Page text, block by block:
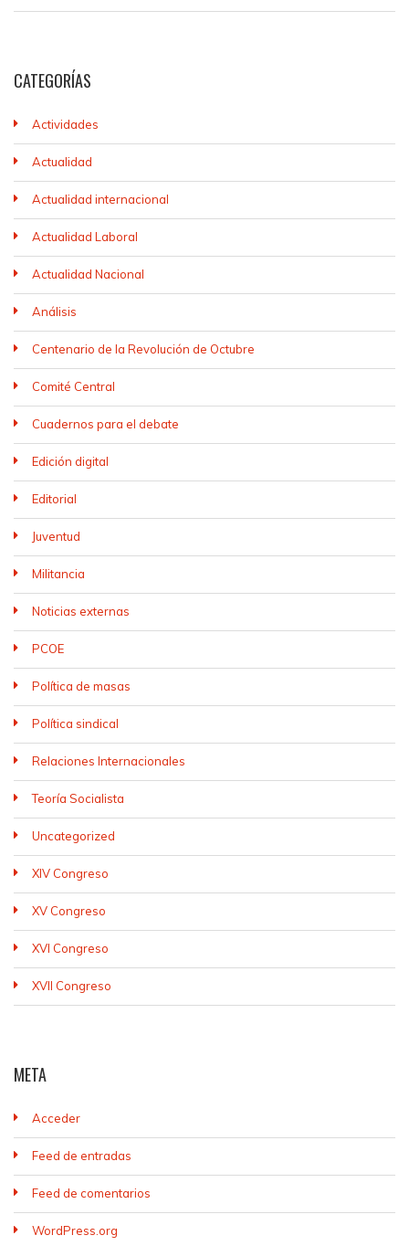
CATEGORÍAS
Actividades
Actualidad
Actualidad internacional
Actualidad Laboral
Actualidad Nacional
Análisis
Centenario de la Revolución de Octubre
Comité Central
Cuadernos para el debate
Edición digital
Editorial
Juventud
Militancia
Noticias externas
PCOE
Política de masas
Política sindical
Relaciones Internacionales
Teoría Socialista
Uncategorized
XIV Congreso
XV Congreso
XVI Congreso
XVII Congreso
META
Acceder
Feed de entradas
Feed de comentarios
WordPress.org